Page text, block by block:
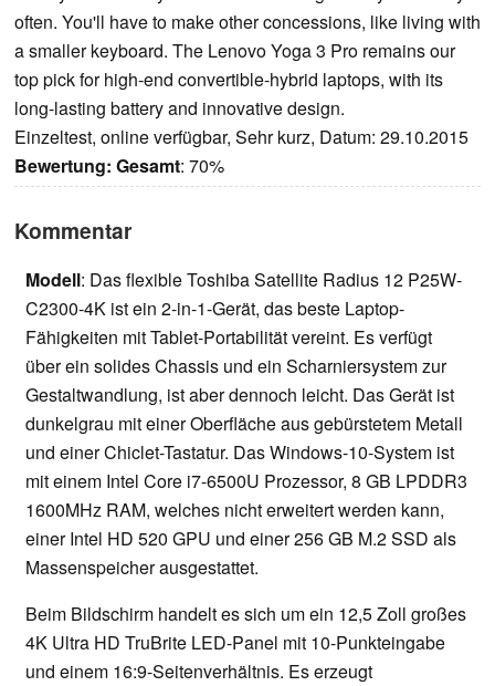
often. You'll have to make other concessions, like living with
a smaller keyboard. The Lenovo Yoga 3 Pro remains our
top pick for high-end convertible-hybrid laptops, with its
long-lasting battery and innovative design.
Einzeltest, online verfügbar, Sehr kurz, Datum: 29.10.2015
Bewertung: Gesamt: 70%
Kommentar
Modell: Das flexible Toshiba Satellite Radius 12 P25W-
C2300-4K ist ein 2-in-1-Gerät, das beste Laptop-
Fähigkeiten mit Tablet-Portabilität vereint. Es verfügt
über ein solides Chassis und ein Scharniersystem zur
Gestaltwandlung, ist aber dennoch leicht. Das Gerät ist
dunkelgrau mit einer Oberfläche aus gebürstetem Metall
und einer Chiclet-Tastatur. Das Windows-10-System ist
mit einem Intel Core i7-6500U Prozessor, 8 GB LPDDR3
1600MHz RAM, welches nicht erweitert werden kann,
einer Intel HD 520 GPU und einer 256 GB M.2 SSD als
Massenspeicher ausgestattet.
Beim Bildschirm handelt es sich um ein 12,5 Zoll großes
4K Ultra HD TruBrite LED-Panel mit 10-Punkteingabe
und einem 16:9-Seitenverhältnis. Es erzeugt